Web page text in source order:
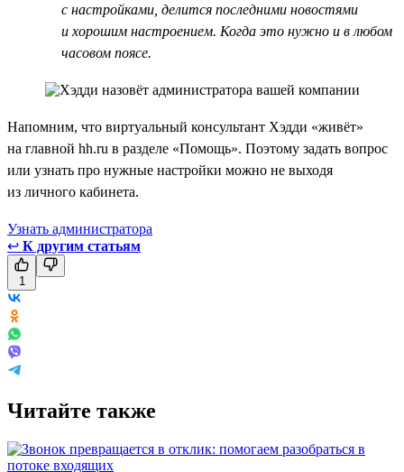
с настройками, делится последними новостями
и хорошим настроением. Когда это нужно и в любом
часовом поясе.
Напомним, что виртуальный консультант Хэдди «живёт»
на главной hh.ru в разделе «Помощь». Поэтому задать вопрос
или узнать про нужные настройки можно не выходя
из личного кабинета.
Узнать администратора
↩ К другим статьям
1
Читайте также